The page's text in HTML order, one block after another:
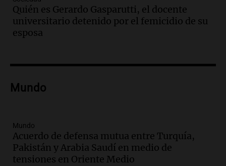
Córdoba ganan más del doble que los
privados, según un estudio
de droga por delivery en el microcentro
Panorama Federal
por accidentes de tránsito en el primer
semestre del 2026
Panorama Federal
Episodios
Quién es Gerardo Gasparutti, el docente
universitario detenido por el femicidio de su
esposa
Mundo
Mundo
Acuerdo de defensa mutua entre Turquía,
Pakistán y Arabia Saudí en medio de
tensiones en Oriente Medio